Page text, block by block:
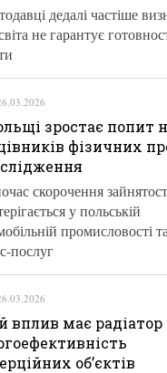
дедалі частіше
не гарантує
зростає попит
фізичних
скорочення
у польській
промисловості
послуг
вплив має радіатор
об’єктів